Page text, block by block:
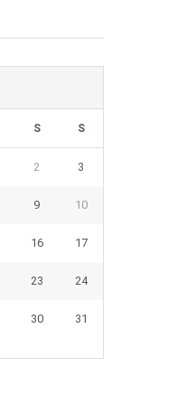
S S
2 3
9 10
16 17
23 24
30 31